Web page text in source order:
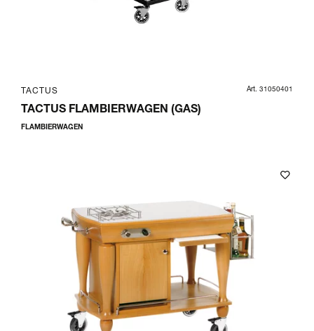
TACTUS Art. 31050401
TACTUS FLAMBIERWAGEN (GAS)
FLAMBIERWAGEN